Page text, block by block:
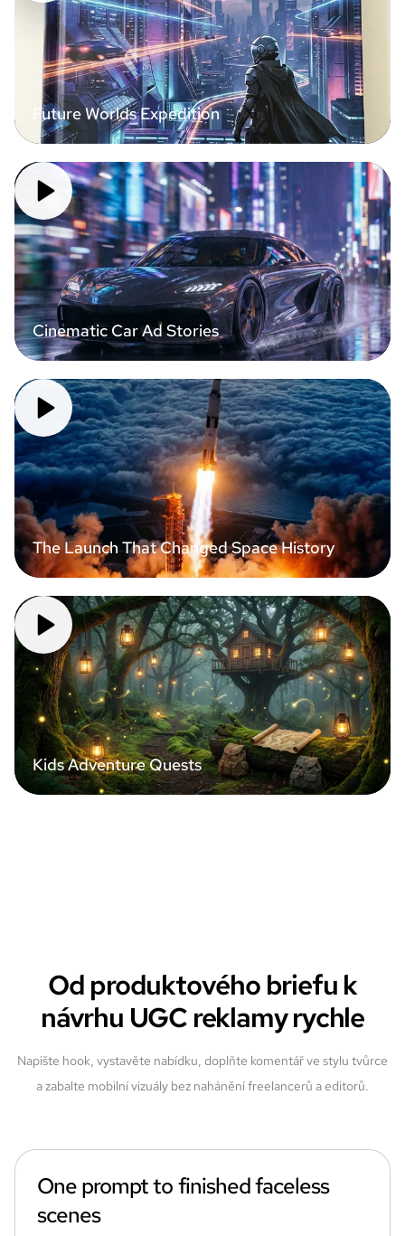
Future Worlds Expedition
Cinematic Car Ad Stories
The Launch That Changed Space History
Kids Adventure Quests
Od produktového briefu k
návrhu UGC reklamy rychle
Napište hook, vystavěte nabídku, doplňte komentář ve stylu tvůrce
a zabalte mobilní vizuály bez nahánění freelancerů a editorů.
One prompt to finished faceless
scenes